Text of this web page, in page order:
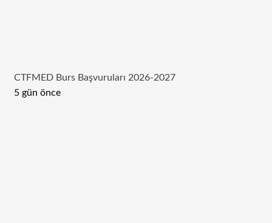
CTFMED Burs Başvuruları 2026-2027
5 gün önce